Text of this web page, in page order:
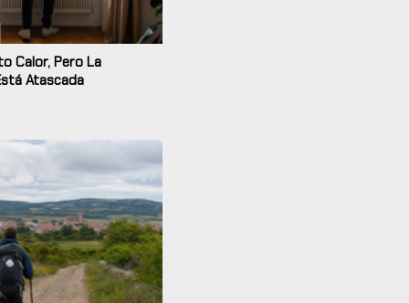
Calor, Pero La
Atascada